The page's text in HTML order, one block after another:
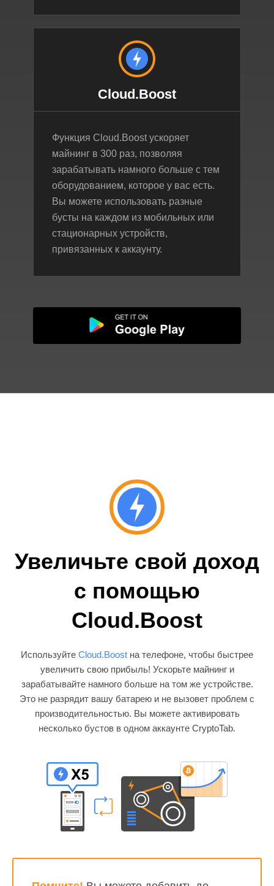
Cloud.Boost
Функция Cloud.Boost ускоряет
майнинг в 300 раз, позволяя
зарабатывать намного больше с тем
оборудованием, которое у вас есть.
Вы можете использовать разные
бусты на каждом из мобильных или
стационарных устройств,
привязанных к аккаунту.
Увеличьте свой доход
с помощью
Cloud.Boost
Используйте Cloud.Boost на телефоне, чтобы быстрее
увеличить свою прибыль! Ускорьте майнинг и
зарабатывайте намного больше на том же устройстве.
Это не разрядит вашу батарею и не вызовет проблем с
производительностью. Вы можете активировать
несколько бустов в одном аккаунте CryptoTab.